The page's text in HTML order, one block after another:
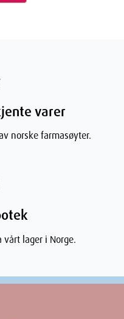
varer
norske farmasøyter.
vårt lager i Norge.